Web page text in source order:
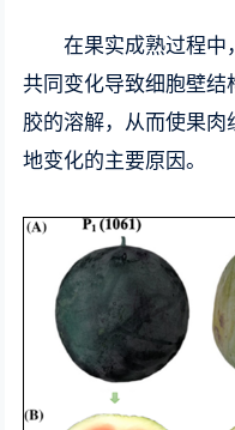
在果实成熟过程中
共同变化导致细胞壁结
胶的溶解，从而使果
地变化的主要原因。